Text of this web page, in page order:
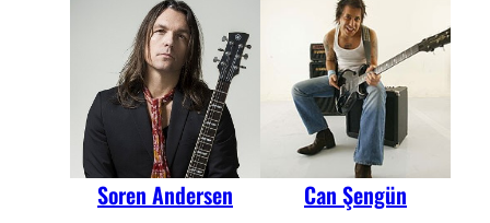
Soren Andersen Can Şengün